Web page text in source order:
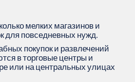
мелких магазинов и
для повседневных нужд.
покупок и развлечений
в торговые центры и
или на центральных улицах